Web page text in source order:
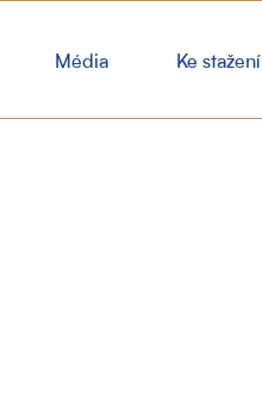
Média Ke stažení